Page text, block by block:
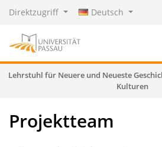
Direktzugriff Deutsch
Lehrstuhl für Neuere und Neueste
Kulturen
Projektteam